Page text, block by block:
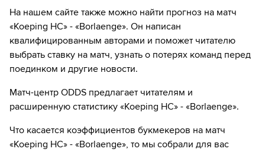
Введите данные карты и с нее спишется 1₽
Наслаждаемся трансляциями любимых
за 1₽
Если качество предоставляемых услуг МАТЧ ТВ вас не устроит,
можете отвязать карту для последующего списания в течение 7
дней.
Выберите тариф за 1₽ и нажмите«Оформить
подписку»
Введите данные карты и с нее спишется 1₽
матчей в HD качестве в течение 7-и дней всего
за 1₽
Если качество предоставляемых услуг НТВ ПЛЮС вас не устроит,
можете отвязать карту для последующего списания в течение 7
дней.
ОККО ТВ»
Введите вашу электронную почту
Выберите тариф за 1₽ и нажмите«Оформить
подписку»
Введите данные карты и с нее спишется 1₽
матчей в HD качестве в течение 7-и дней всего
за 1₽
На нашем сайте также можно найти прогноз на матч
«Koeping HC» - «Borlaenge». Он написан
квалифицированным авторами и поможет читателю
выбрать ставку на матч, узнать о потерях команд перед
поединком и другие новости.
Матч-центр ODDS предлагает читателям и
расширенную статистику «Koeping HC» - «Borlaenge».
Что касается коэффициентов букмекеров на матч
«Koeping HC» - «Borlaenge», то мы собрали для вас